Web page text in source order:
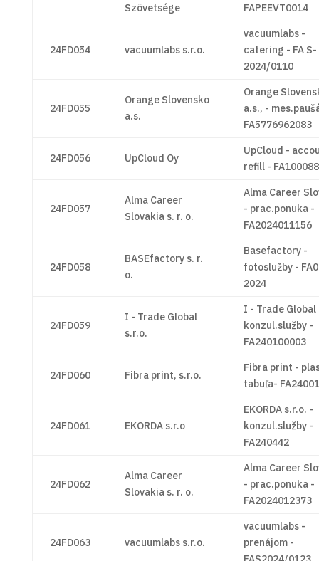
Szövetsége
FAPEEVT0014
24FD054 vacuumlabs s.r.o.
vacuumlabs -
catering - FA S-
2024/0110
24FD055
Orange Slovensko
a.s.
Orange
a.s., -
FA5776962083
24FD056 UpCloud Oy
UpCloud -
refill -
24FD057
Alma Career
Slovakia s. r. o.
Alma Career
- prac.ponuka -
FA2024011156
24FD058
BASEfactory s. r.
o.
Basefactory -
fotoslužby -
2024
24FD059
I - Trade Global
s.r.o.
I - Trade Global
konzul.služby -
FA240100003
24FD060 Fibra print, s.r.o.
Fibra print -
tabuľa-
24FD061 EKORDA s.r.o
EKORDA s.r.o. -
konzul.služby -
FA240442
24FD062
Alma Career
Slovakia s. r. o.
Alma Career
- prac.ponuka -
FA2024012373
24FD063 vacuumlabs s.r.o.
vacuumlabs -
prenájom -